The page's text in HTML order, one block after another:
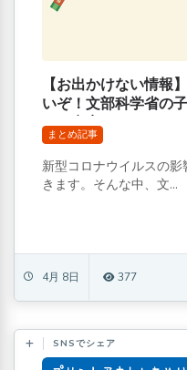
【お出かけない情報
いぞ！文部科学省の
クが充実
まとめ記事
新型コロナウイルスの
きます。そんな中、文...
4月 8日 377
SNSでシェア